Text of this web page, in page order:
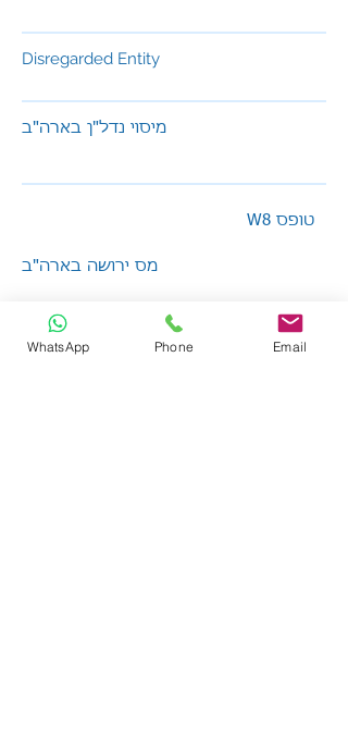
Disregarded Entity
מיסוי נדל"ן בארה"ב
W8 טופס
מס ירושה בארה"ב
WhatsApp Phone Email